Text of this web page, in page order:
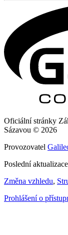
Oficiální stránky
Sázavou © 2026
Provozovatel
Poslední
Změna vzhledu,
Prohlášení o